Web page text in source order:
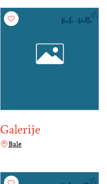
Galerije
Bale